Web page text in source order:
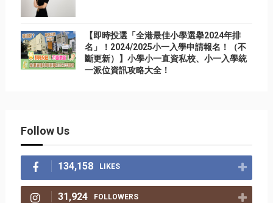
【即時投選「全港最佳小學選擧2024年排
名」！2024/2025小一入學申請報名！（不
斷更新）】小學小一直資私校、小一入學統
一派位資訊攻略大全！
Follow Us
134,158 LIKES
31,924 FOLLOWERS